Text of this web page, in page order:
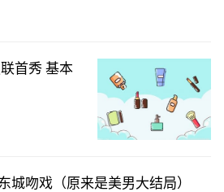
首秀 基本
城吻戏（原来是美男大结局）